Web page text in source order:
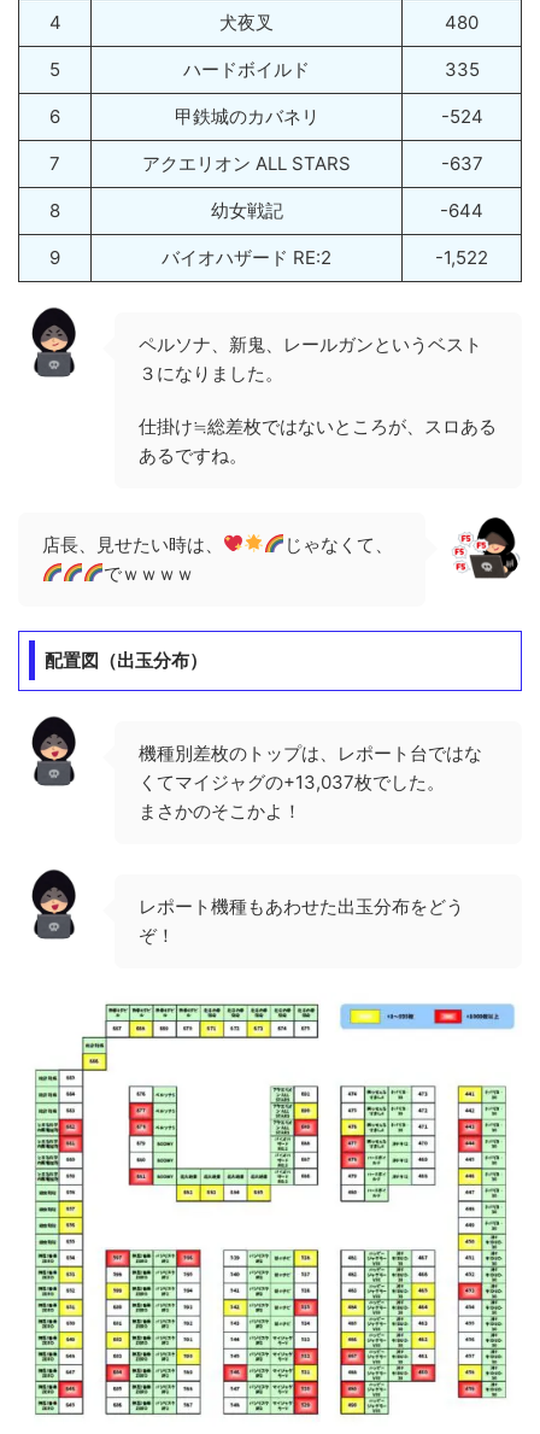
4 犬夜叉 480
5 ハードボイルド 335
6 甲鉄城のカバネリ -524
7 アクエリオン ALL STARS -637
8 幼女戦記 -644
9 バイオハザード RE:2 -1,522
ペルソナ、新鬼、レールガンというベスト
３になりました。
仕掛け≒総差枚ではないところが、スロある
あるですね。
店長、見せたい時は、
じゃなくて、
でｗｗｗｗ
配置図（出玉分布）
機種別差枚のトップは、レポート台ではな
くてマイジャグの+13,037枚でした。
まさかのそこかよ！
レポート機種もあわせた出玉分布をどう
ぞ！